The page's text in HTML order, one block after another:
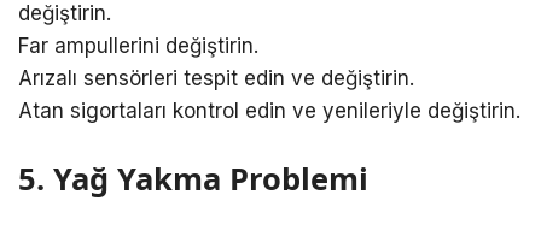
değiştirin.
Far ampullerini değiştirin.
Arızalı sensörleri tespit edin ve değiştirin.
Atan sigortaları kontrol edin ve yenileriyle değiştirin.
5. Yağ Yakma Problemi